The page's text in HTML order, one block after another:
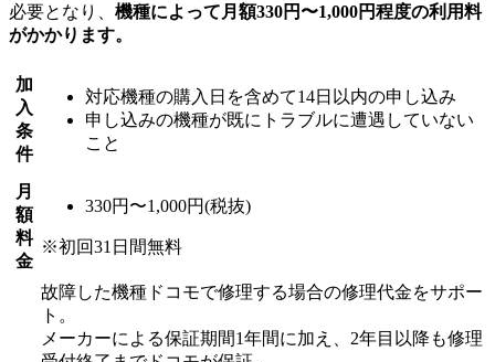
必要となり、 機種によって月額330円〜1,000円程度の利用料
がかかります。
加
入
条
件
対応機種の購入日を含めて14日以内の申し込み
申し込みの機種が既にトラブルに遭遇していない
こと
月
額
料
金
330円〜1,000円(税抜)
※初回31日間無料
故障した機種ドコモで修理する場合の修理代金をサポー
ト。
メーカーによる保証期間1年間に加え、2年目以降も修理